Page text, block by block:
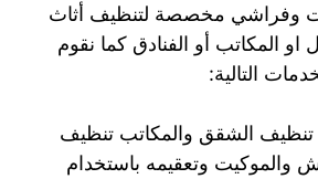
وفراشي مخصصة لتنظيف أثاث
المكاتب أو الفنادق كما نقوم
التالية:
الشقق والمكاتب تنظيف
والموكيت وتعقيمه باستخدام